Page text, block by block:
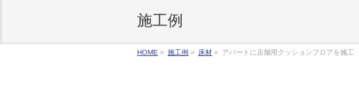
施工例
HOME » 施工例 » 床材 » アパートに店舗用クッションフロアを施工